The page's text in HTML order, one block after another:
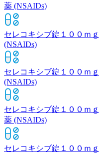
薬 (NSAIDs)
セレコキシブ錠１００ｍｇ
(NSAIDs)
セレコキシブ錠１００ｍｇ
(NSAIDs)
セレコキシブ錠１００ｍ
薬 (NSAIDs)
セレコキシブ錠１００ｍｇ